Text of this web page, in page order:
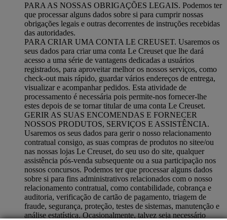
PARA AS NOSSAS OBRIGAÇÕES LEGAIS. Podemos ter
que processar alguns dados sobre si para cumprir nossas
obrigações legais e outras decorrentes de instruções recebidas
das autoridades.
PARA CRIAR UMA CONTA LE CREUSET. Usaremos os
seus dados para criar uma conta Le Creuset que lhe dará
acesso a uma série de vantagens dedicadas a usuários
registrados, para aproveitar melhor os nossos serviços, como
check-out mais rápido, guardar vários endereços de entrega,
visualizar e acompanhar pedidos. Esta atividade de
processamento é necessária pois permite-nos fornecer-lhe
estes depois de se tornar titular de uma conta Le Creuset.
GERIR AS SUAS ENCOMENDAS E FORNECER
NOSSOS PRODUTOS, SERVIÇOS E ASSISTÊNCIA.
Usaremos os seus dados para gerir o nosso relacionamento
contratual consigo, as suas compras de produtos no sitee/ou
nas nossas lojas Le Creuset, do seu uso do site, qualquer
assistência pós-venda subsequente ou a sua participação nos
nossos concursos. Podemos ter que processar alguns dados
sobre si para fins administrativos relacionados com o nosso
relacionamento contratual, como contabilidade, cobrança e
auditoria, verificação de cartão de pagamento, triagem de
fraude, segurança, proteção, testes de sistemas, manutenção e
análise estatística. Ocasionalmente, talvez seja necessário